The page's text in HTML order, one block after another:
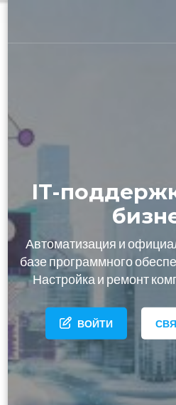
содержимому
IT-
Автоматизация и
базе программного
Настройка и ремонт
ВОЙТИ